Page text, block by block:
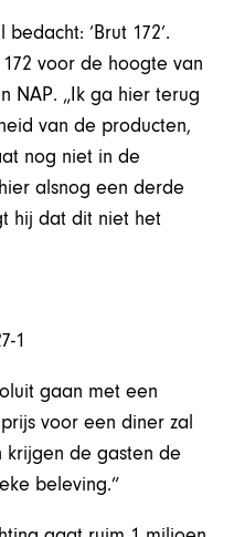
‘Brut 172’.
voor de hoogte van
NAP. „Ik ga hier terug
van de producten,
nog niet in de
alsnog een derde
hij dat dit niet het
gaan met een
voor een diner zal
krijgen de gasten de
beleving.”